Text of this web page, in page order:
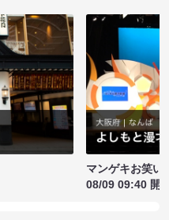
マンゲキお笑い
08/09 09:40 開